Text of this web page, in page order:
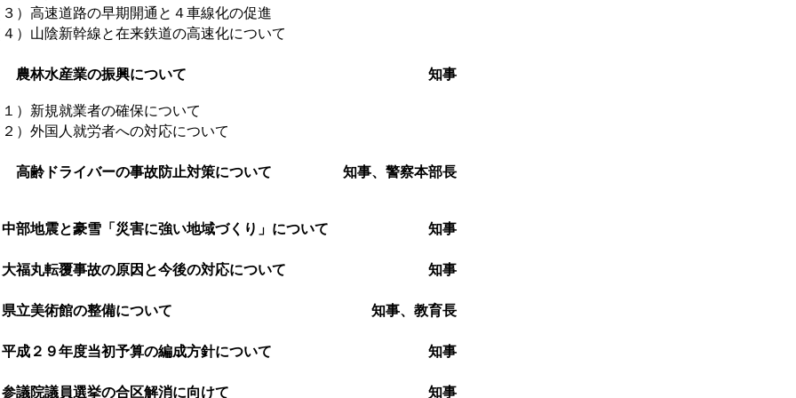
）高速道路の早期開通と４車線化の促進
）山陰新幹線と在来鉄道の高速化について
農林水産業の振興について 知事
）新規就業者の確保について
）外国人就労者への対応について
齢ドライバーの事故防止対策について 知事、警察本部長
部地震と豪雪「災害に強い地域づくり」について 知事
福丸転覆事故の原因と今後の対応について 知事
県立美術館の整備について 知事、教育長
成２９年度当初予算の編成方針について 知事
参議院議員選挙の合区解消に向けて 知事